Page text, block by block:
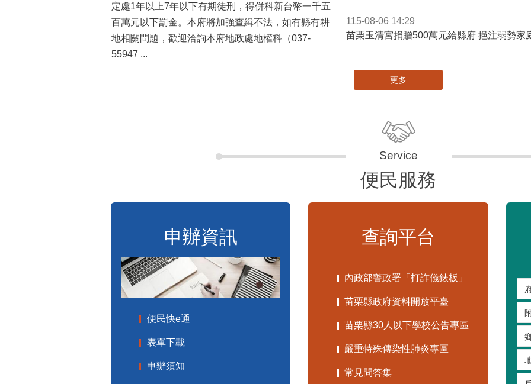
定處1年以上7年以下有期徒刑，得併科新台幣一千五
百萬元以下罰金。本府將加強查緝不法，如有縣有耕
地相關問題，歡迎洽詢本府地政處地權科（037-
55947 ...
115-08-06 14:29
苗栗玉清宮捐贈500萬元給縣府 挹注弱勢家
更多
便民服務
申辦資訊
便民快e通
表單下載
申辦須知
查詢平台
內政部警政署「打詐儀錶板」
苗栗縣政府資料開放平臺
苗栗縣30人以下學校公告專區